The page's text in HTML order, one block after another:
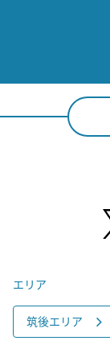
エリア
筑後エリア